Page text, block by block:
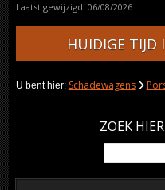
Laatst gewijzigd: 06/08/2026
HUIDIGE TIJD
U bent hier: Schadewagens
ZOEK